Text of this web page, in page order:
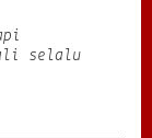
selalu